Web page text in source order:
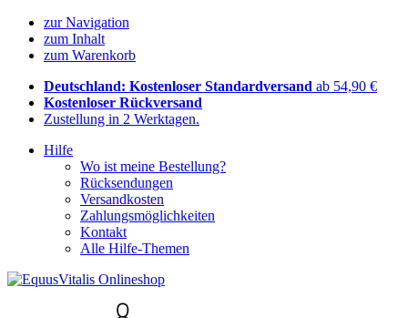
zur Navigation
zum Inhalt
zum Warenkorb
Deutschland: Kostenloser Standardversand ab 54,90 €
Kostenloser Rückversand
Zustellung in 2 Werktagen.
Hilfe
Wo ist meine Bestellung?
Rücksendungen
Versandkosten
Zahlungsmöglichkeiten
Kontakt
Alle Hilfe-Themen